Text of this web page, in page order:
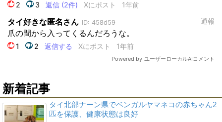
新着記事
タイ北部ナーン県でベンガルヤマネコの赤ちゃん2
匹を保護、健康状態は良好